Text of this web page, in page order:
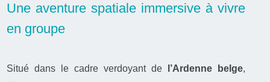
Une aventure spatiale immersive à vivre
en groupe
Situé dans le cadre verdoyant de l’Ardenne belge,